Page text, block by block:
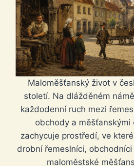
Maloměšťanský život v
století. Na dlážděném
každodenní ruch mezi
obchody a měšťanskými
zachycuje prostředí, ve
drobní řemeslníci,
maloměstské